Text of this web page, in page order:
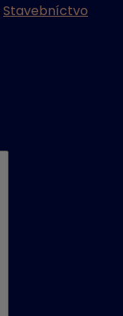
Stavebníctvo